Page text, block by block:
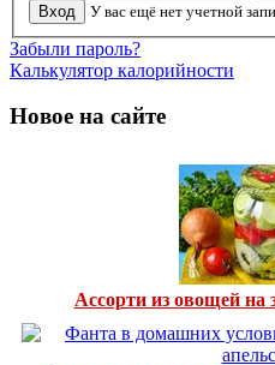
У вас ещё нет учетной
Забыли пароль?
Калькулятор калорийности
Новое на сайте
Ассорти из овощей на